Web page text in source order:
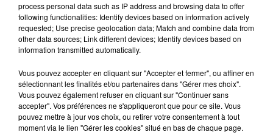
31 juillet 2026
Gagnez vos entrées à Terra Botanica !
11 juillet 2026
Inscrivez-vous au casting The Voice & The Voice
Kids !
process personal data such as IP address and browsing data to offer
following functionalities: Identify devices based on information actively
requested; Use precise geolocation data; Match and combine data from
other data sources; Link different devices; Identify devices based on
information transmitted automatically.
Vous pouvez accepter en cliquant sur "Accepter et fermer", ou affiner en
sélectionnant les finalités et/ou partenaires dans "Gérer mes choix".
Vous pouvez également refuser en cliquant sur "Continuer sans
accepter". Vos préférences ne s'appliqueront que pour ce site. Vous
pouvez mettre à jour vos choix, ou retirer votre consentement à tout
moment via le lien "Gérer les cookies" situé en bas de chaque page.